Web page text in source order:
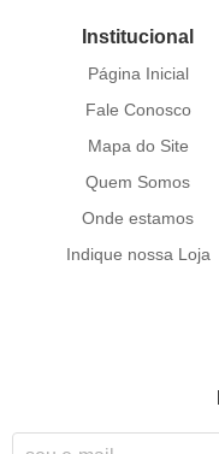
Institucional
Página Inicial
Fale Conosco
Mapa do Site
Quem Somos
Onde estamos
Indique nossa Loja